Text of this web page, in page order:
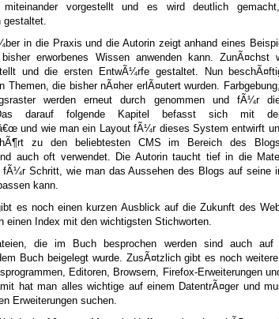
miteinander vorgestellt und es wird deutlich
gestaltet.
in die Praxis und die Autorin zeigt anhand eines
erworbenes Wissen anwenden kann. ZunÃ¤chst
und die ersten EntwÃ¼rfe gestaltet. Nun
Themen, die bisher nÃ¤her erlÃ¤utert wurden.
werden erneut durch genommen und fÃ¼r
darauf folgende Kapitel befasst sich mit
und wie man ein Layout fÃ¼r dieses System entwirft
zu den beliebtesten CMS im Bereich des
auch oft verwendet. Die Autorin taucht tief in die
Schritt, wie man das Aussehen des Blogs auf seine
kann.
es noch einen kurzen Ausblick auf die Zukunft des
einen Index mit den wichtigsten Stichworten.
die im Buch besprochen werden sind auch auf
Buch beigelegt wurde. ZusÃ¤tzlich gibt es noch
Editoren, Browsern, Firefox-Erweiterungen
hat man alles wichtige auf einem DatentrÃ¤ger und
Erweiterungen suchen.